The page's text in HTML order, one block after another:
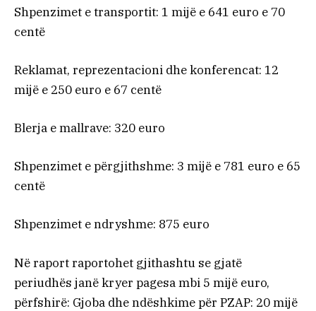
Shpenzimet e transportit: 1 mijë e 641 euro e 70
centë
Reklamat, reprezentacioni dhe konferencat: 12
mijë e 250 euro e 67 centë
Blerja e mallrave: 320 euro
Shpenzimet e përgjithshme: 3 mijë e 781 euro e 65
centë
Shpenzimet e ndryshme: 875 euro
Në raport raportohet gjithashtu se gjatë
periudhës janë kryer pagesa mbi 5 mijë euro,
përfshirë: Gjoba dhe ndëshkime për PZAP: 20 mijë